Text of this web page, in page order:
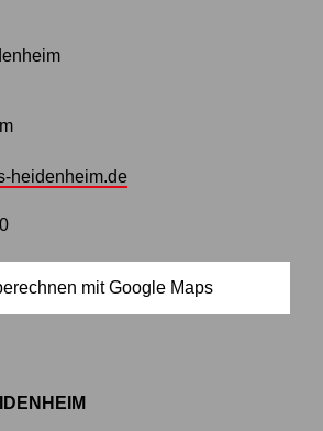
heidenheim.de
mit Google Maps